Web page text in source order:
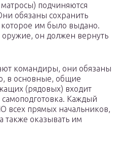
подчиняются
обязаны сохранить
которое им было выдано.
оружие, он должен вернуть
командиры, они обязаны
в основные, общие
(рядовых) входит
Каждый
всех прямых начальников,
также оказывать им